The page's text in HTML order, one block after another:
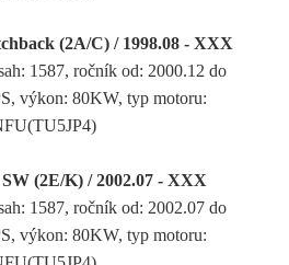
(2A/C) / 1998.08 - XXX
1587, ročník od: 2000.12 do
výkon: 80KW, typ motoru:
(2E/K) / 2002.07 - XXX
1587, ročník od: 2002.07 do
výkon: 80KW, typ motoru: